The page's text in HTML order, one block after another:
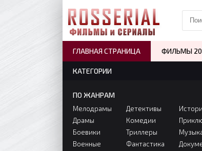
КАТЕГОРИИ
ПО ЖАНРАМ
Мелодрамы
Драмы
Боевики
Военные
Детективы
Комедии
Триллеры
Фантастика
ГЛАВНАЯ СТРАНИЦА ФИЛЬМЫ